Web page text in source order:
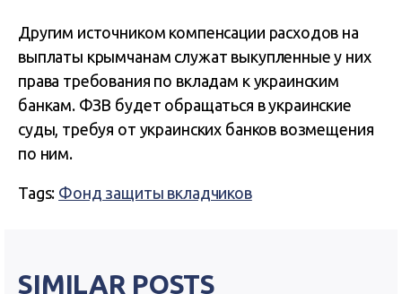
Другим источником компенсации расходов на
выплаты крымчанам служат выкупленные у них
права требования по вкладам к украинским
банкам. ФЗВ будет обращаться в украинские
суды, требуя от украинских банков возмещения
по ним.
Tags: Фонд защиты вкладчиков
SIMILAR POSTS